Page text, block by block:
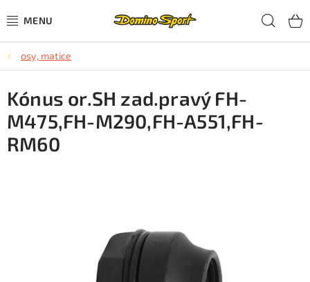
na
CYKLISTIKA
SJEZDOVÉ LYŽOVÁNÍ
SKIALPOVÉ LYŽOVÁNÍ
osy, matice
Kónus or.SH zad.pravý FH-
M475,FH-M290,FH-A551,FH-
RM60